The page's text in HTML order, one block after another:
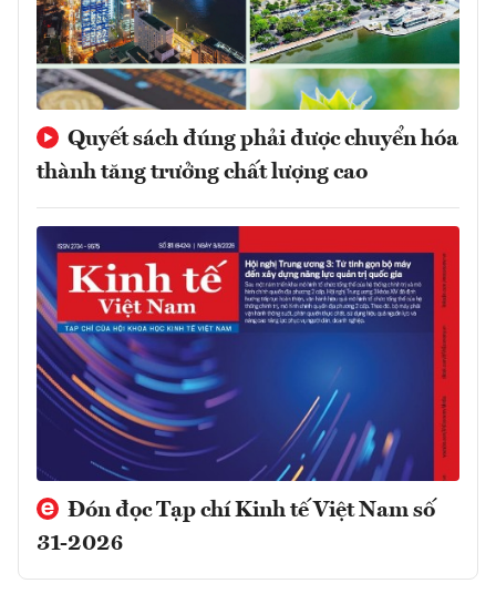
Quyết sách đúng phải được chuyển hóa
thành tăng trưởng chất lượng cao
Đón đọc Tạp chí Kinh tế Việt Nam số
31-2026